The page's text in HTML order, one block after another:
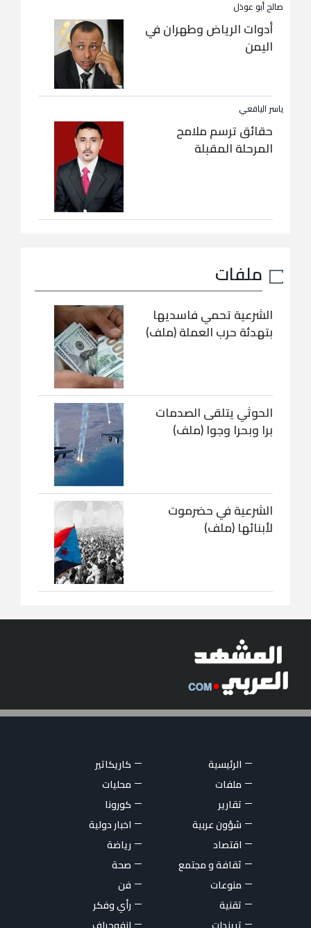
صالح أبو عوذل
أدوات الرياض وطهران في
اليمن
ياسر اليافعي
حقائق ترسم ملامح
المرحلة المقبلة
ملفات
الشرعية تحمي فاسديها
بتهدئة حرب العملة (ملف)
الحوثي يتلقى الصدمات
برا وبحرا وجوا (ملف)
الشرعية في حضرموت
لأبنائها (ملف)
الرئيسية
كاريكاتير
ملفات
محليات
تقارير
كورونا
شؤون عربية
اخبار دولية
اقتصاد
رياضة
ثقافة و مجتمع
صحة
منوعات
فن
تقنية
رأي وفكر